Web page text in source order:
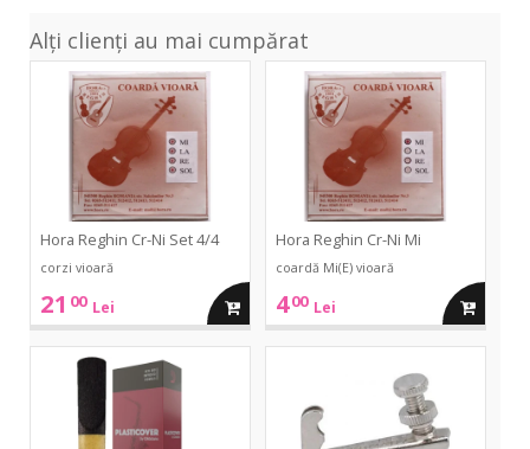
Alți clienți au mai cumpărat
Hora Reghin Cr-Ni Set 4/4
corzi vioară
21 00 Lei adauga
Hora Reghin Cr-Ni Mi
coardă Mi(E) vioară
400 Lei adauga
plastiCover
vioara